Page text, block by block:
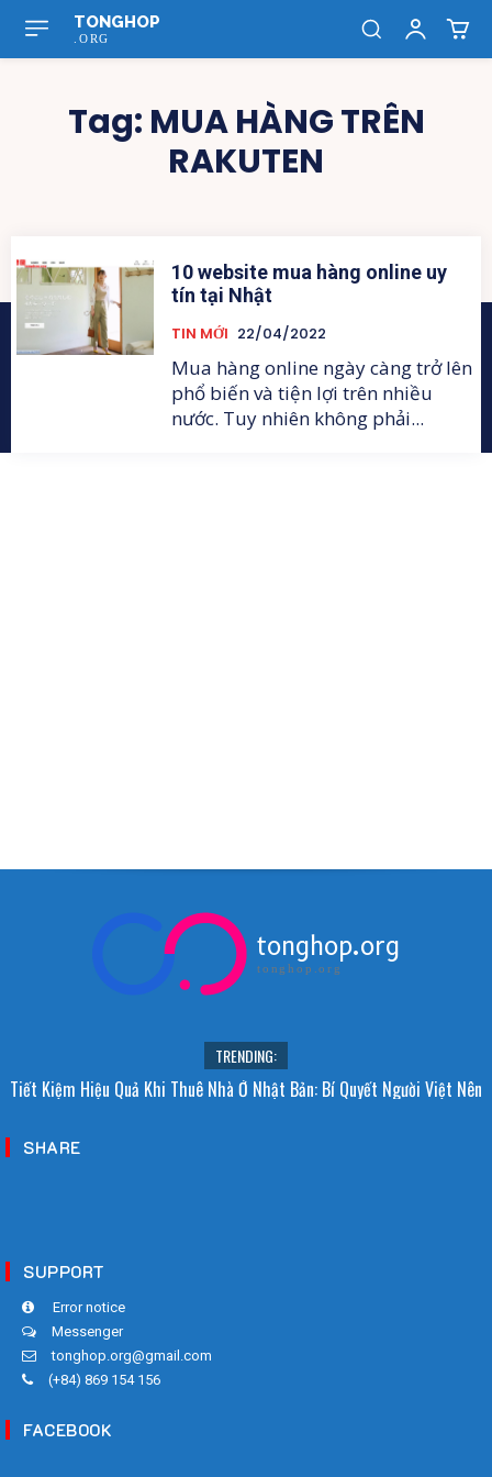
TONGHOP
.ORG
Tag: MUA HÀNG TRÊN
RAKUTEN
10 website mua hàng online uy
tín tại Nhật
TIN MỚI 22/04/2022
Mua hàng online ngày càng trở lên
phổ biến và tiện lợi trên nhiều
nước. Tuy nhiên không phải...
tonghop.org
tonghop.org
TRENDING:
Tiết Kiệm Hiệu Quả Khi Thuê Nhà Ở Nhật Bản: Bí Quyết Người Việt Nên
SHARE
SUPPORT
Error notice
Messenger
tonghop.org@gmail.com
(+84) 869 154 156
FACEBOOK